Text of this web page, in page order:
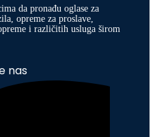
da pronađu oglase za
opreme za proslave,
i različitih usluga širom
nas